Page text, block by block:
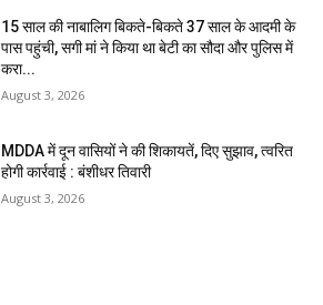
15 साल की नाबालिग बिकते-बिकते 37 साल के आदमी के
पास पहुंची, सगी मां ने किया था बेटी का सौदा और पुलिस में
करा...
August 3, 2026
MDDA में दून वासियों ने की शिकायतें, दिए सुझाव, त्वरित
होगी कार्रवाई : बंशीधर तिवारी
August 3, 2026